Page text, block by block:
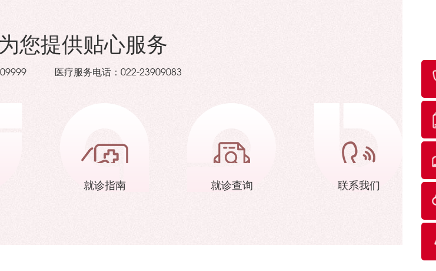
您提供贴心服务
医疗服务电话： 022-23909083
就诊指南 就诊查询 联系我们